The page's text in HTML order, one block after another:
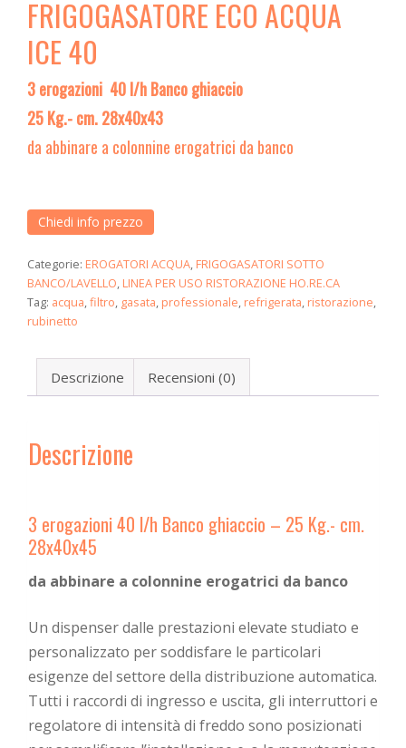
FRIGOGASATORE ECO ACQUA
ICE 40
3 erogazioni 40 l/h Banco ghiaccio
25 Kg.- cm. 28x40x43
da abbinare a colonnine erogatrici da banco
Chiedi info prezzo
Categorie: EROGATORI ACQUA, FRIGOGASATORI SOTTO
BANCO/LAVELLO, LINEA PER USO RISTORAZIONE HO.RE.CA
Tag: acqua,filtro, gasata, professionale, refrigerata, ristorazione,
rubinetto
Descrizione Recensioni (0)
Descrizione
3 erogazioni 40 l/h Banco ghiaccio – 25 Kg.- cm.
28x40x45
da abbinare a colonnine erogatrici da banco
Un dispenser dalle prestazioni elevate studiato e
personalizzato per soddisfare le particolari
esigenze del settore della distribuzione automatica.
Tutti i raccordi di ingresso e uscita, gli interruttori e
regolatore di intensità di freddo sono posizionati